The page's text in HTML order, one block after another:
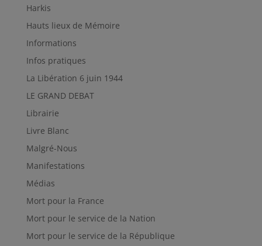
Harkis
Hauts lieux de Mémoire
Informations
Infos pratiques
La Libération 6 juin 1944
LE GRAND DEBAT
Librairie
Livre Blanc
Malgré-Nous
Manifestations
Médias
Mort pour la France
Mort pour le service de la Nation
Mort pour le service de la République